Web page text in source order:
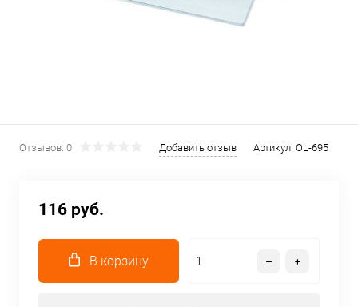
Отзывов: 0 Добавить отзыв Артикул: OL-695
116 руб.
В корзину